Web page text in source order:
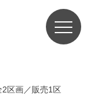
区画／販売1区